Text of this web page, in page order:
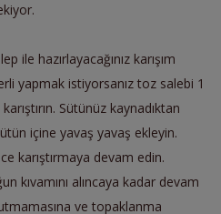
ile hazırlayacağınız karışım
yapmak istiyorsanız toz salebi 1
Sütünüz kaynadıktan
içine yavaş yavaş ekleyin.
karıştırmaya devam edin.
kıvamını alıncaya kadar devam
ve topaklanma